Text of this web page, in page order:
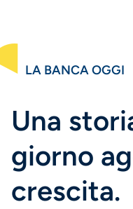
LA BANCA OGGI
Una
giorno
crescita.